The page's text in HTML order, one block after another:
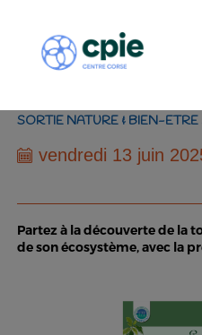
SORTIE NATURE & BIEN-
vendredi 13 juin
Partez à la découverte de la
de son écosystème, avec la